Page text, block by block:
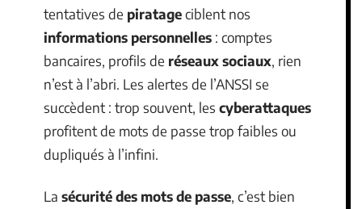
tentatives de piratageciblent nos
informations personnelles : comptes
bancaires, profils de réseaux sociaux, rien
n’est à l’abri. Les alertes de l’ANSSI se
succèdent : trop souvent, les cyberattaques
profitent de mots de passe trop faibles ou
dupliqués à l’infini.
La sécurité des mots de passe, c’est bien